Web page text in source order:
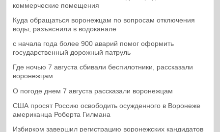
коммерческие помещения
Куда обращаться воронежцам по вопросам отключения
воды, разъяснили в водоканале
с начала года более 900 аварий помог оформить
государственный дорожный патруль
Где ночью 7 августа сбивали беспилотники, рассказали
воронежцам
О погоде днем 7 августа рассказали воронежцам
США просят Россию освободить осужденного в Воронеже
американца Роберта Гилмана
Избирком завершил регистрацию воронежских кандидатов